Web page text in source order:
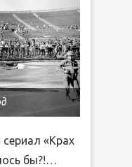
«Крах
бы?!…